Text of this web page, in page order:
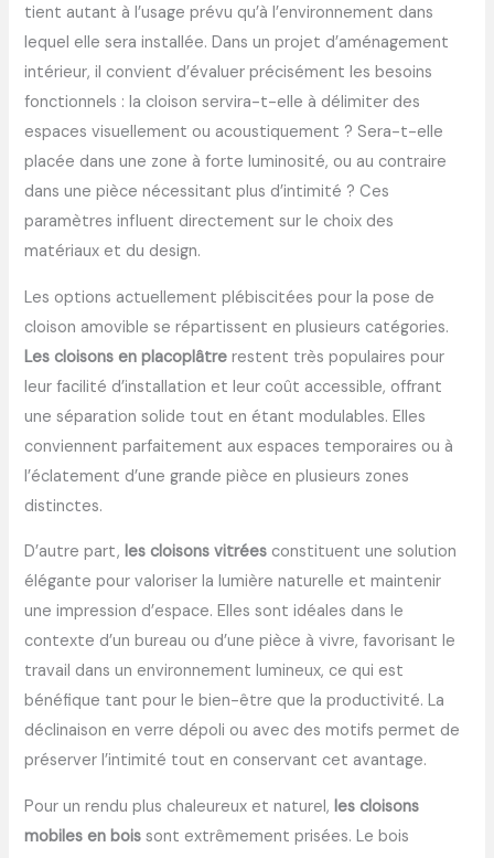
tient autant à l’usage prévu qu’à l’environnement dans
lequel elle sera installée. Dans un projet d’aménagement
intérieur, il convient d’évaluer précisément les besoins
fonctionnels : la cloison servira-t-elle à délimiter des
espaces visuellement ou acoustiquement ? Sera-t-elle
placée dans une zone à forte luminosité, ou au contraire
dans une pièce nécessitant plus d’intimité ? Ces
paramètres influent directement sur le choix des
matériaux et du design.
Les options actuellement plébiscitées pour la pose de
cloison amovible se répartissent en plusieurs catégories.
Les cloisons en placoplâtre restent très populaires pour
leur facilité d’installation et leur coût accessible, offrant
une séparation solide tout en étant modulables. Elles
conviennent parfaitement aux espaces temporaires ou à
l’éclatement d’une grande pièce en plusieurs zones
distinctes.
D’autre part,les cloisons vitrées constituent une solution
élégante pour valoriser la lumière naturelle et maintenir
une impression d’espace. Elles sont idéales dans le
contexte d’un bureau ou d’une pièce à vivre, favorisant le
travail dans un environnement lumineux, ce qui est
bénéfique tant pour le bien-être que la productivité. La
déclinaison en verre dépoli ou avec des motifs permet de
préserver l’intimité tout en conservant cet avantage.
Pour un rendu plus chaleureux et naturel, les cloisons
mobiles en bois sont extrêmement prisées. Le bois